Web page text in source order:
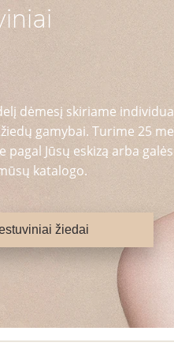
dėmesį skiriame
gamybai. Turime 25
pagal Jūsų eskizą arba
katalogo.
žiedai